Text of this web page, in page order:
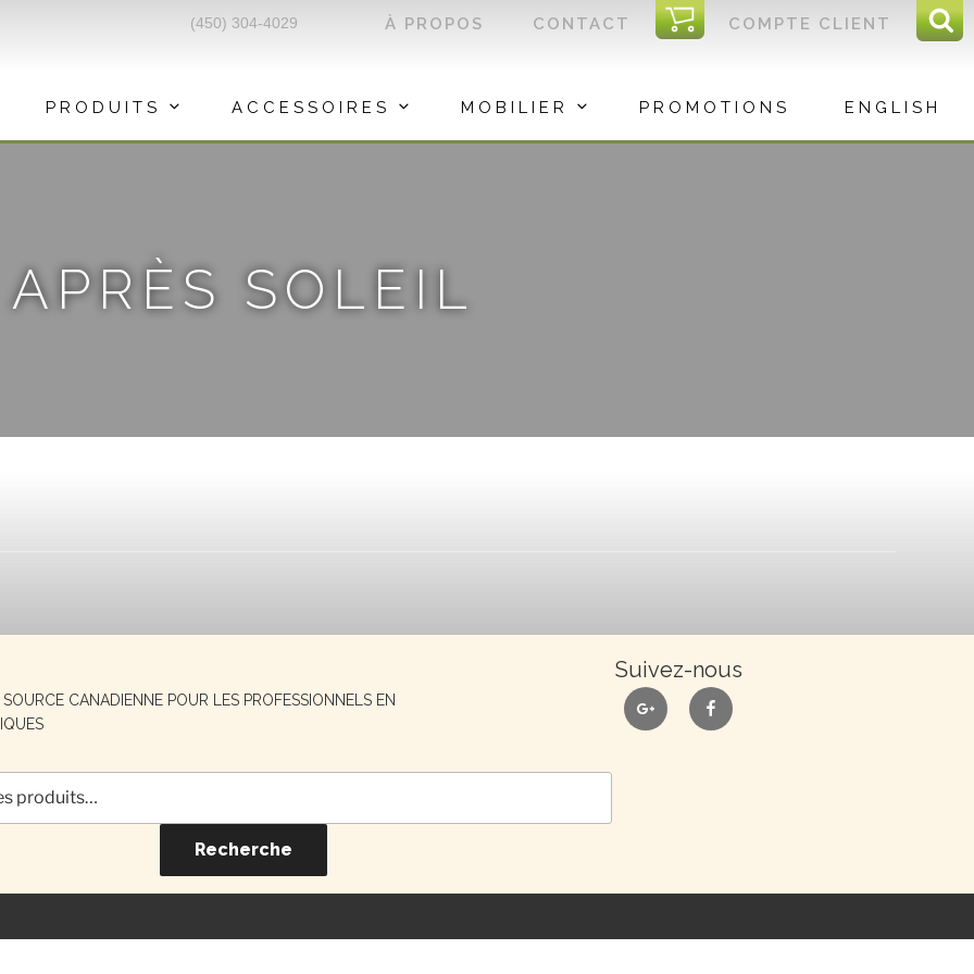
COMPTE CLIENT
I
C
CONTACT
À PROPOS
(450) 304-4029
PRODUITS ACCESSOIRES MOBILIER PROMOTIONS ENGLISH
APRÈS SOLEIL
SOURCE CANADIENNE POUR LES PROFESSIONNELS EN
Suivez-nous
google facebook
Recherche